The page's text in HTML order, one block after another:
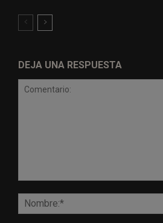
DEJA UNA RESPUESTA